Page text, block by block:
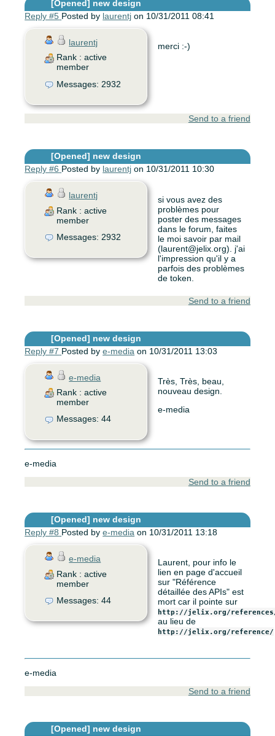
[Opened] new design
Reply #5 Posted by laurentj on 10/31/2011 08:41
laurentj
Rank : active
member
Messages: 2932
merci :-)
Send to a friend
[Opened] new design
Reply #6 Posted by laurentj on 10/31/2011 10:30
laurentj
Rank : active
member
Messages: 2932
si vous avez des
problèmes pour
poster des messages
dans le forum, faites
le moi savoir par mail
(laurent@jelix.org). j'ai
l'impression qu'il y a
parfois des problèmes
de token.
Send to a friend
[Opened] new design
Reply #7 Posted bye-media on 10/31/2011 13:03
e-media
Rank : active
member
Messages: 44
Très, Très, beau,
nouveau design.
e-media
e-media
Send to a friend
[Opened] new design
Reply #8 Posted bye-media on 10/31/2011 13:18
e-media
Rank : active
member
Messages: 44
Laurent, pour info le
lien en page d'accueil
sur "Référence
détaillée des APIs" est
mort car il pointe sur
http://jelix.org/
au lieu de
http://jelix.org/reference/
e-media
Send to a friend
[Opened] new design